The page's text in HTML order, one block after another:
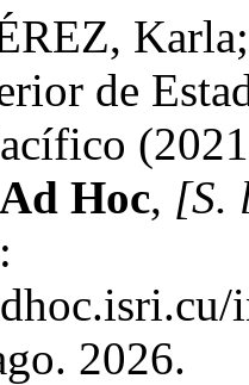
de
Hoc, [S.
2026.